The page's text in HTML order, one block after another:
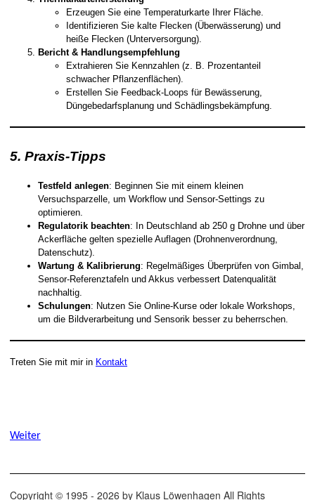
Erzeugen Sie eine Temperaturkarte Ihrer Fläche.
Identifizieren Sie kalte Flecken (Überwässerung) und
heiße Flecken (Unterversorgung).
Bericht & Handlungsempfehlung
Extrahieren Sie Kennzahlen (z. B. Prozentanteil
schwacher Pflanzenflächen).
Erstellen Sie Feedback-Loops für Bewässerung,
Düngebedarfsplanung und Schädlingsbekämpfung.
5. Praxis-Tipps
Testfeld anlegen: Beginnen Sie mit einem kleinen
Versuchsparzelle, um Workflow und Sensor-Settings zu
optimieren.
Regulatorik beachten: In Deutschland ab 250 g Drohne und über
Ackerfläche gelten spezielle Auflagen (Drohnenverordnung,
Datenschutz).
Wartung & Kalibrierung: Regelmäßiges Überprüfen von Gimbal,
Sensor-Referenztafeln und Akkus verbessert Datenqualität
nachhaltig.
Schulungen: Nutzen Sie Online-Kurse oder lokale Workshops,
um die Bildverarbeitung und Sensorik besser zu beherrschen.
Treten Sie mit mir in Kontakt
Weiter
Copyright © 1995 - 2026 by Klaus Löwenhagen All Rights